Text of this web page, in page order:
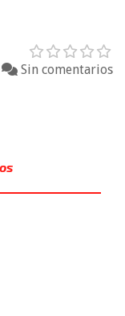
Sin comentarios